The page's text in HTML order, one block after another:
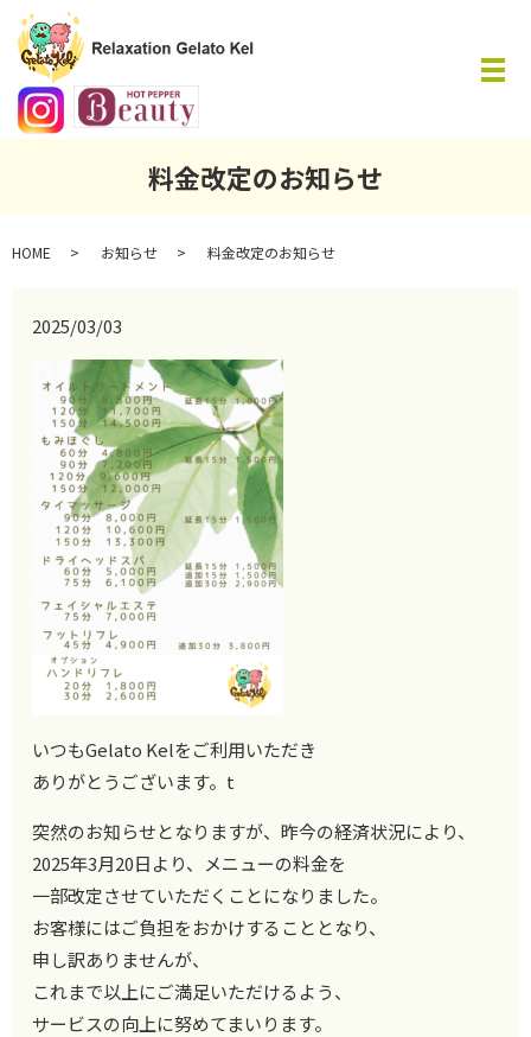
メ
料金改定のお知らせ
HOME お知らせ 料金改定のお知らせ
2025/03/03
いつもGelato Kelをご利用いただき
ありがとうございます。t
突然のお知らせとなりますが、昨今の経済状況により、
2025年3月20日より、メニューの料金を
一部改定させていただくことになりました。
お客様にはご負担をおかけすることとなり、
申し訳ありませんが、
これまで以上にご満足いただけるよう、
サービスの向上に努めてまいります。